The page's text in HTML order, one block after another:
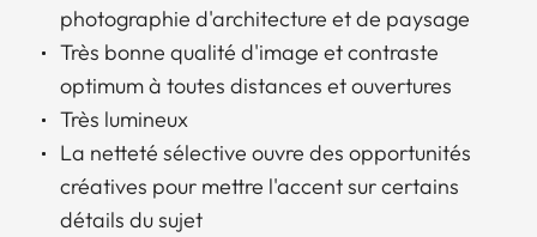
photographie d'architecture et de paysage
Très bonne qualité d'image et contraste
optimum à toutes distances et ouvertures
Très lumineux
La netteté sélective ouvre des opportunités
créatives pour mettre l'accent sur certains
détails du sujet